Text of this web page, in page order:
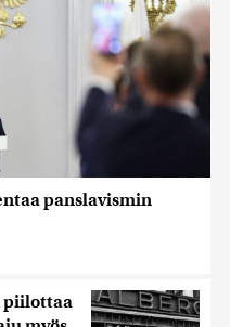
panslavismin
piilottaa